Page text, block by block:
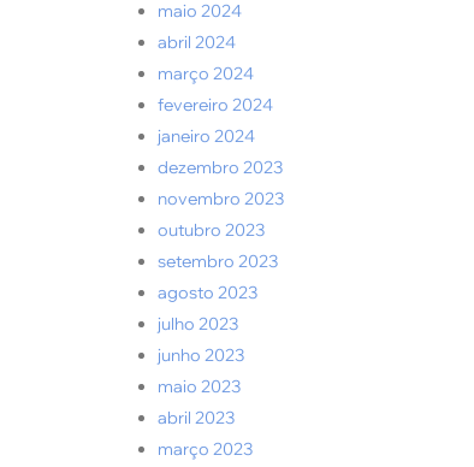
maio 2024
abril 2024
março 2024
fevereiro 2024
janeiro 2024
dezembro 2023
novembro 2023
outubro 2023
setembro 2023
agosto 2023
julho 2023
junho 2023
maio 2023
abril 2023
março 2023